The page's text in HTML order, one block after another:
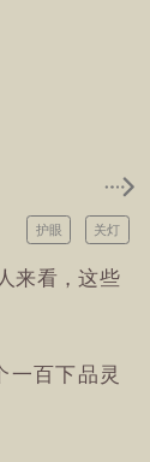
关灯
护眼
来看，这些
一百下品灵